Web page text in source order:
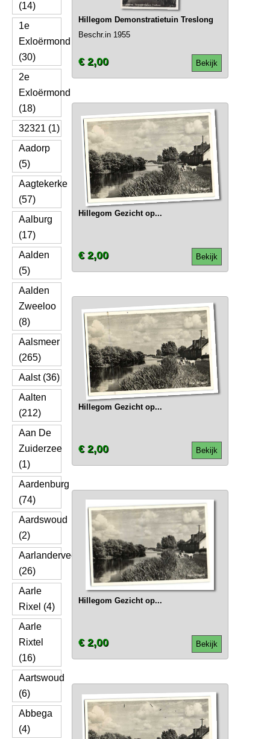
(14)
1e
Exloërmond
(30)
2e
Exloërmond
(18)
32321 (1)
Aadorp
(5)
Aagtekerke
(57)
Aalburg
(17)
Aalden
(5)
Aalden
Zweeloo
(8)
Aalsmeer
(265)
Aalst (36)
Aalten
(212)
Aan De
Zuiderzee
(1)
Aardenburg
(74)
Aardswoud
(2)
Aarlanderveen
(26)
Aarle
Rixel (4)
Aarle
Rixtel
(16)
Aartswoud
(6)
Abbega
(4)
Hillegom Demonstratietuin Treslong
Beschr.in 1955
Bekijk
€ 2,00
Hillegom Gezicht op...
Bekijk
€ 2,00
Hillegom Gezicht op...
Bekijk
€ 2,00
Hillegom Gezicht op...
Bekijk
€ 2,00